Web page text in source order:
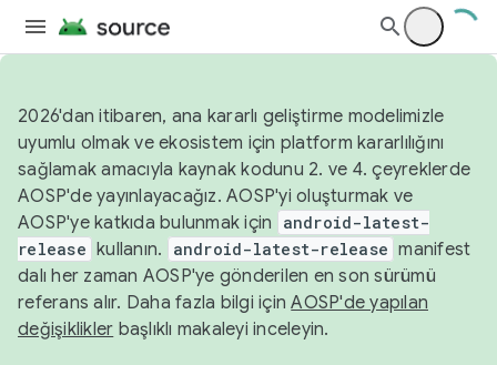
2026'dan itibaren, ana kararlı geliştirme modelimizle
uyumlu olmak ve ekosistem için platform kararlılığını
sağlamak amacıyla kaynak kodunu 2. ve 4. çeyreklerde
AOSP'de yayınlayacağız. AOSP'yi oluşturmak ve
AOSP'ye katkıda bulunmak için
android-latest-
release kullanın. android-latest-release manifest
dalı her zaman AOSP'ye gönderilen en son sürümü
referans alır. Daha fazla bilgi içinAOSP'de yapılan
değişiklikler başlıklı makaleyi inceleyin.